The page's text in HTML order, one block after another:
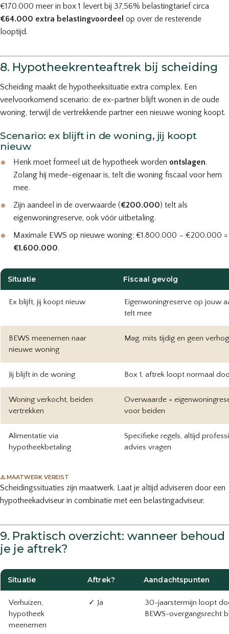
€170.000 meer in box 1 levert bij 37,56% belastingtarief circa
€64.000 extra belastingvoordeel op over de resterende
looptijd.
8. Hypotheekrenteaftrek bij scheiding
Scheiding maakt de hypotheeksituatie extra complex. Een
veelvoorkomend scenario: de ex-partner blijft wonen in de oude
woning, terwijl de vertrekkende partner een nieuwe woning koopt.
Scenario: ex blijft in de woning, jij koopt
nieuw
Henk moet formeel uit de hypotheek worden ontslagen.
Zolang hij mede-eigenaar is, telt die woning fiscaal voor hem
mee.
Zijn aandeel in de overwaarde (€200.000) telt als
eigenwoningreserve, ook vóór uitbetaling.
Maximale EWS op nieuwe woning: €1.800.000 − €200.000 =
€1.600.000.
Situatie Fiscaal gevolg
Ex blijft, jij koopt nieuw
Eigenwoningreserve op jouw
telt mee
BEWS meenemen naar
nieuwe woning
Mag, mits tijdig en geen
Jij blijft in de woning Box 1, aftrek loopt normaal
Woning verkocht, beiden
vertrekken
Overwaarde =
voor beiden
Alimentatie via
hypotheekbetaling
Specifieke regels, altijd
advies vragen
⚠️ MAATWERK VEREIST
Scheidingssituaties zijn maatwerk. Laat je altijd adviseren door een
hypotheekadviseur in combinatie met een belastingadviseur.
9. Praktisch overzicht: wanneer behoud
je je aftrek?
Situatie Aftrek? Aandachtspunten
Verhuizen,
hypotheek
meenemen
✓ Ja
30-jaarstermijn loopt
BEWS-overgangsrecht